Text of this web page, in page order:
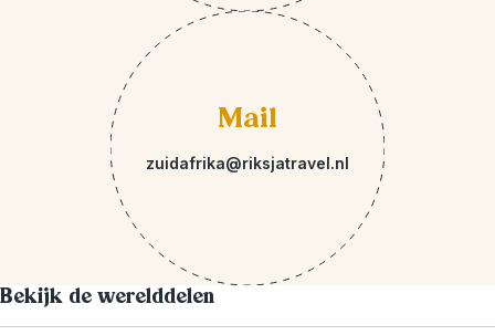
Mail
zuidafrika@riksjatravel.nl
Bekijk de werelddelen